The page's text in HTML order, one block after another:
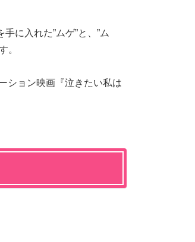
に入れた”ムゲ”と、”ム
。
ション映画『泣きたい私は